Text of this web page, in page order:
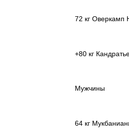
72 кг
+80 кг
Мужчины
64 кг